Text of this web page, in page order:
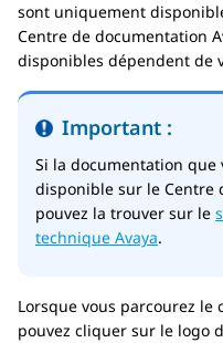
sont uniquement
Centre de documentation
disponibles dépendent de
Important :
Si la documentation que
disponible sur le Centre
pouvez la trouver sur le
technique Avaya.
Lorsque vous parcourez le
pouvez cliquer sur le logo